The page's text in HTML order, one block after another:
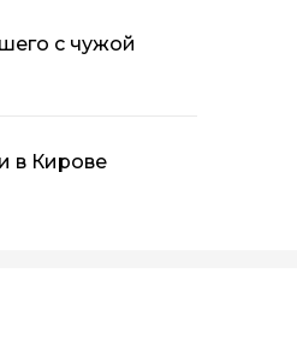
с чужой
в Кирове